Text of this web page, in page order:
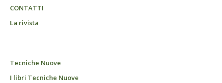
CONTATTI
La rivista
Tecniche Nuove
I libri Tecniche Nuove